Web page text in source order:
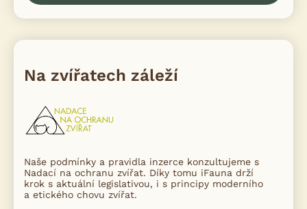
Na zvířatech záleží
Naše podmínky a pravidla inzerce konzultujeme s
Nadací na ochranu zvířat. Díky tomu iFauna drží
krok s aktuální legislativou, i s principy moderního
a etického chovu zvířat.